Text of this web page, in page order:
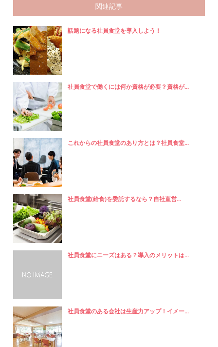
関連記事
話題になる社員食堂を導入しよう！
社員食堂で働くには何か資格が必要？資格が...
これからの社員食堂のあり方とは？社員食堂...
社員食堂(給食)を委託するなら？自社直営...
社員食堂にニーズはある？導入のメリットは...
社員食堂のある会社は生産力アップ！イメー...